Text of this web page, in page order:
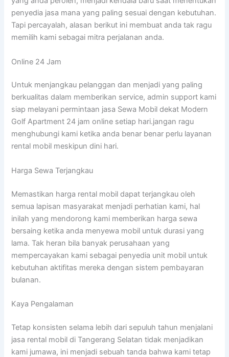
penyedia jasa mana yang paling sesuai dengan kebutuhan.
Tapi percayalah, alasan berikut ini membuat anda tak ragu
memilih kami sebagai mitra perjalanan anda.
Online 24 Jam
Untuk menjangkau pelanggan dan menjadi yang paling
berkualitas dalam memberikan service, admin support kami
siap melayani permintaan jasa Sewa Mobil dekat Modern
Golf Apartment 24 jam online setiap hari.jangan ragu
menghubungi kami ketika anda benar benar perlu layanan
rental mobil meskipun dini hari.
Harga Sewa Terjangkau
Memastikan harga rental mobil dapat terjangkau oleh
semua lapisan masyarakat menjadi perhatian kami, hal
inilah yang mendorong kami memberikan harga sewa
bersaing ketika anda menyewa mobil untuk durasi yang
lama. Tak heran bila banyak perusahaan yang
mempercayakan kami sebagai penyedia unit mobil untuk
kebutuhan aktifitas mereka dengan sistem pembayaran
bulanan.
Kaya Pengalaman
Tetap konsisten selama lebih dari sepuluh tahun menjalani
jasa rental mobil di Tangerang Selatan tidak menjadikan
kami jumawa, ini menjadi sebuah tanda bahwa kami tetap